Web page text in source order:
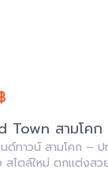
Town สามโค
ด์ทาวน์ สามโคก – ป
สไตล์ใหม่ ตกแต่งสว
งนั่งเล่นที่เชื่อมต่อกับห้